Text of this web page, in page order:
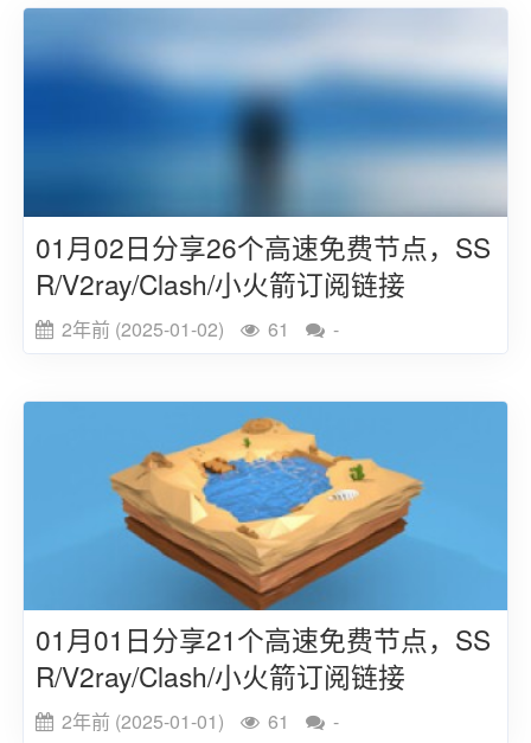
01月02日分享26个高速免费节点，SS
R/V2ray/Clash/小火箭订阅链接
2年前 (2025-01-02) 61 -
01月01日分享21个高速免费节点，SS
R/V2ray/Clash/小火箭订阅链接
2年前 (2025-01-01) 61 -